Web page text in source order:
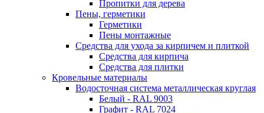
Пропитки для дерева
Пены, герметики
Герметики
Пены монтажные
Средства для ухода за кирпичем и плиткой
Средства для кирпича
Средства для плитки
Кровельные материалы
Водосточная система металлическая круглая
Белый - RAL 9003
Графит - RAL 7024